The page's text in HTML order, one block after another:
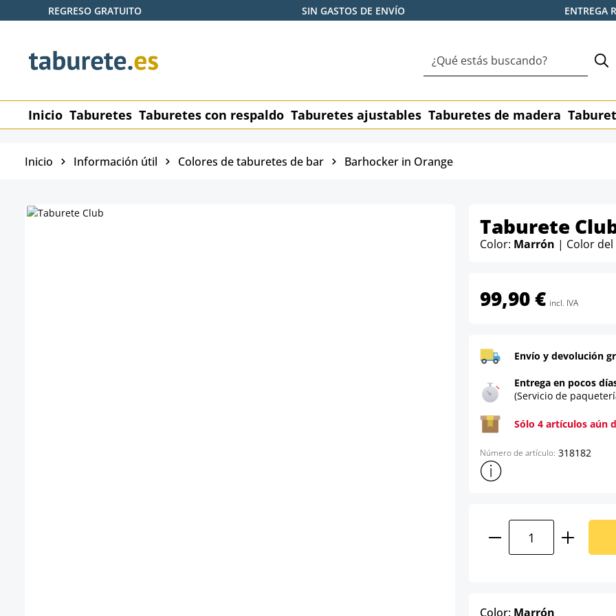
al contenido principal
Saltar a la búsqueda
Saltar a la navegación principal
REGRESO GRATUITO SIN GASTOS DE ENVÍO ENTREGA
Inicio Taburetes Taburetes con respaldo Taburetes ajustables Taburetes de madera
Inicio Información útil Colores de taburetes de bar Barhocker in Orange
Taburete
Color: Marrón | Color
99,90 € incl. IVA
Envío y devolución
Entrega en pocos
(Servicio de
Sólo 4 artículos aún
Número de artículo: 318182
Mostrar más información
Cantidad del
Color: Marrón